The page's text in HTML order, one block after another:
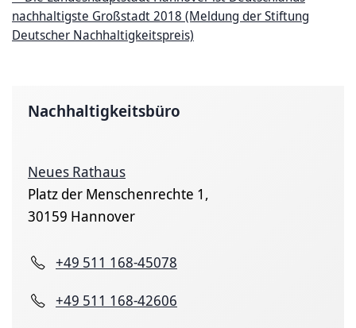
nachhaltigste Großstadt 2018 (Meldung der Stiftung
Deutscher Nachhaltigkeitspreis)
Nachhaltigkeitsbüro
Neues Rathaus
Platz der Menschenrechte 1,
30159 Hannover
+49 511 168-45078
+49 511 168-42606